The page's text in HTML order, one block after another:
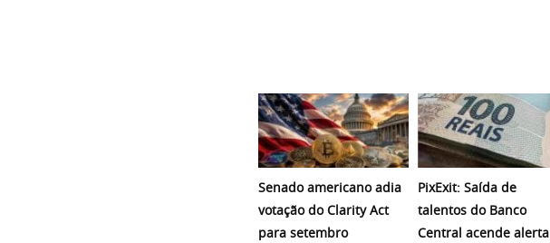
Senado americano adia
votação do Clarity Act
para setembro
PixExit: Saída de
talentos do Banco
Central acende alerta